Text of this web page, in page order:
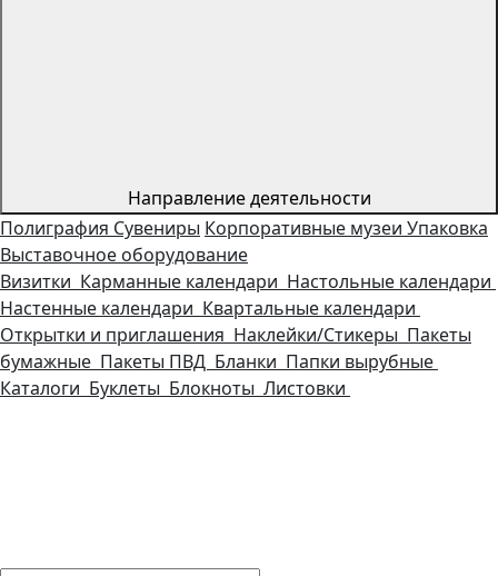
Направление деятельности
Полиграфия Сувениры Корпоративные музеи Упаковка
Выставочное оборудование
Визитки Карманные календари Настольные календари
Настенные календари Квартальные календари
Открытки и приглашения Наклейки/Стикеры Пакеты
бумажные Пакеты ПВД Бланки Папки вырубные
Каталоги Буклеты Блокноты Листовки